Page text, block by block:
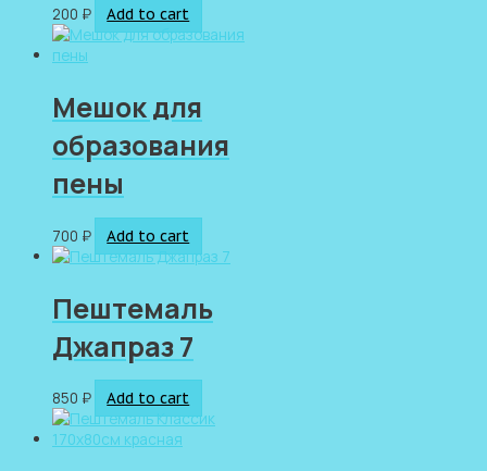
200 ₽ Add to cart
Мешок для
образования
пены
700 ₽ Add to cart
Пештемаль
Джапраз 7
850 ₽ Add to cart